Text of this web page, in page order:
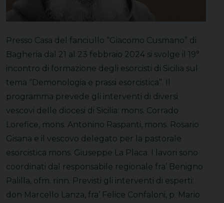
Presso Casa del fanciullo “Giacomo Cusmano” di
Bagheria dal 21 al 23 febbraio 2024 si svolge il 19°
incontro di formazione degli esorcisti di Sicilia sul
tema “Demonologia e prassi esorcistica”. Il
programma prevede gli interventi di diversi
vescovi delle diocesi di Sicilia: mons. Corrado
Lorefice, mons. Antonino Raspanti, mons. Rosario
Gisana e il vescovo delegato per la pastorale
esorcistica mons. Giuseppe La Placa. I lavori sono
coordinati dal responsabile regionale fra’ Benigno
Palilla, ofm. rinn. Previsti gli interventi di esperti:
don Marcello Lanza, fra’ Felice Confaloni, p. Mario